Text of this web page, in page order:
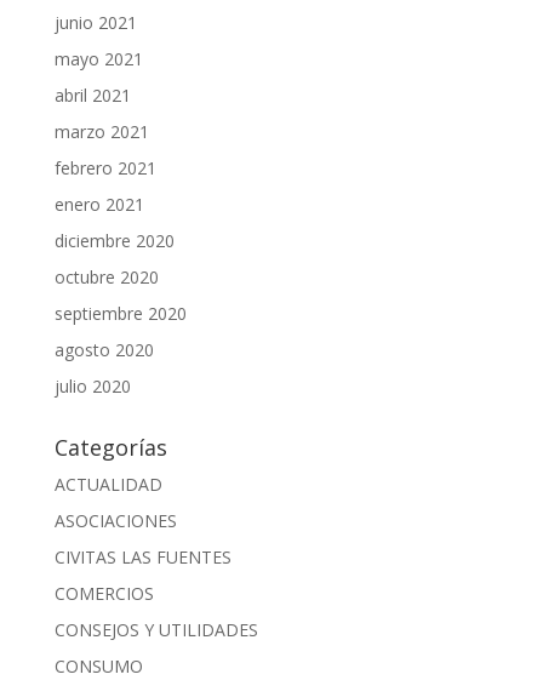
junio 2021
mayo 2021
abril 2021
marzo 2021
febrero 2021
enero 2021
diciembre 2020
octubre 2020
septiembre 2020
agosto 2020
julio 2020
Categorías
ACTUALIDAD
ASOCIACIONES
CIVITAS LAS FUENTES
COMERCIOS
CONSEJOS Y UTILIDADES
CONSUMO